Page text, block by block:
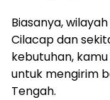
Biasanya,
Cilacap dan
kebutuhan,
untuk mengirim
Tengah.